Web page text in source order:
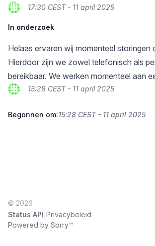
17:30 CEST - 11 april 2025
In onderzoek
Helaas ervaren wij momenteel storingen
Hierdoor zijn we zowel telefonisch als
bereikbaar. We werken momenteel aan
15:28 CEST - 11 april 2025
Begonnen om:15:28 CEST - 11 april 2025
© 2026
Status API Privacybeleid
Powered by Sorry™